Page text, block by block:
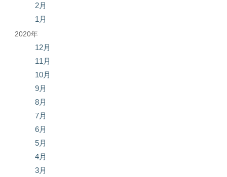
2月
1月
2020年
12月
11月
10月
9月
8月
7月
6月
5月
4月
3月